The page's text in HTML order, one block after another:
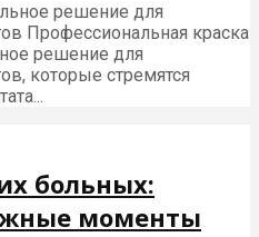
решение для
Профессиональная краска
решение для
которые стремятся
больных:
моменты